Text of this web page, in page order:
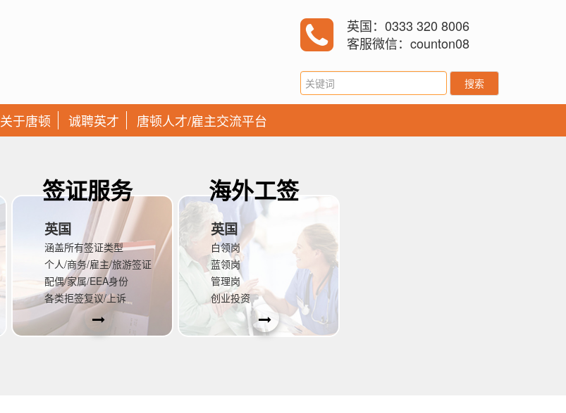
英国：0333 320 8006
客服微信：counton08
搜索
关于唐顿 诚聘英才 唐顿人才/雇主交流平台
签证服务
英国
涵盖所有签证类型
个人/商务/雇主/旅游签证
配偶/家属/EEA身份
各类拒签复议/上诉
海外工签
英国
白领岗
蓝领岗
管理岗
创业投资